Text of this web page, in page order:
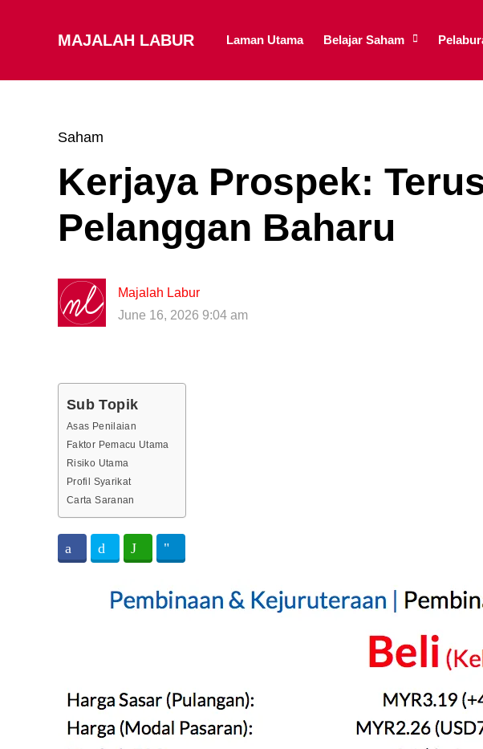
MAJALAH LABUR Laman Utama Belajar Saham
Saham
Kerjaya Prospek:
Pelanggan Baharu
Majalah Labur
June 16, 2026 9:04 am
Sub Topik
Asas Penilaian
Faktor Pemacu Utama
Risiko Utama
Profil Syarikat
Carta Saranan